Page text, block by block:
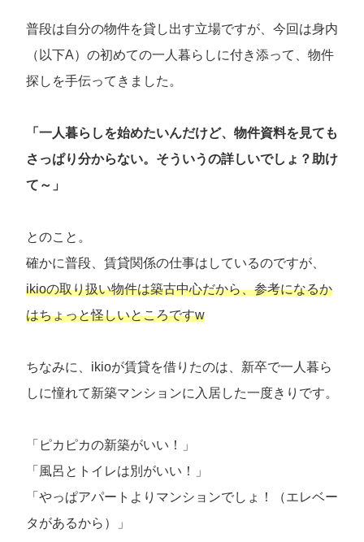
普段は自分の物件を貸し出す立場ですが、今回は身内
（以下A）の初めての一人暮らしに付き添って、物件
探しを手伝ってきました。
「一人暮らしを始めたいんだけど、物件資料を見ても
さっぱり分からない。そういうの詳しいでしょ？助け
て～」
とのこと。
確かに普段、賃貸関係の仕事はしているのですが、
ikioの取り扱い物件は築古中心だから、参考になるか
はちょっと怪しいところですw
ちなみに、ikioが賃貸を借りたのは、新卒で一人暮ら
しに憧れて新築マンションに入居した一度きりです。
「ピカピカの新築がいい！」
「風呂とトイレは別がいい！」
「やっぱアパートよりマンションでしょ！（エレベー
タがあるから）」